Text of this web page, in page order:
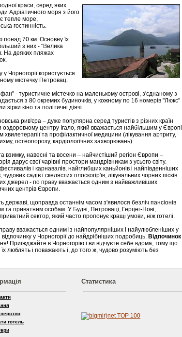
краси, серед яких
Адріатичного моря з його
тепле море,
гостинність.
понад 70 км. Основну їх
з них - "Велика
На деяких пляжах
Чорногорії користується
містечку Петровац.
- туристичне містечко на маленькому острові, з'єднаному з
з 80 окремих будиночків, у кожному по 16 номерів "Люкс"
кіно та політичні діячі.
рив'єра – дуже популярна серед туристів з різних країн
оздоровчому центру Ігало, який вважається найбільшим у Європі
хвилетерапії та профілактичної медицини (лікування артриту,
остеопорозу, кардіологічних захворювань).
взимку, навесні та восени – найчистіший регіон Європи –
дарує свої чарівні простори мандрівникам з усього світу.
і карнавалів, найглибших каньйонів і найпівденніших
чудових садів і скелястих плоскогір'їв, лікувальних чорних пісків
джерел - по праву вважається одним з найважливіших
центрів Європи.
державі, щоправда останнім часом з'явилося безліч пансіонів
та приватним особам. У Будві, Петроваці, Герцег-Нові,
сектор, який часто пропонує кращі умови, ніж готелі.
вважається одним із найпопулярніших і найулюбленіших у
у Чорногорії до найдрібніших подробиць. Відпочинок
Приїжджайте в Чорногорію і ви відчуєте себе вдома, тому що
люблять і поважають і, до того ж, чудово розуміють без
готель
Статистика